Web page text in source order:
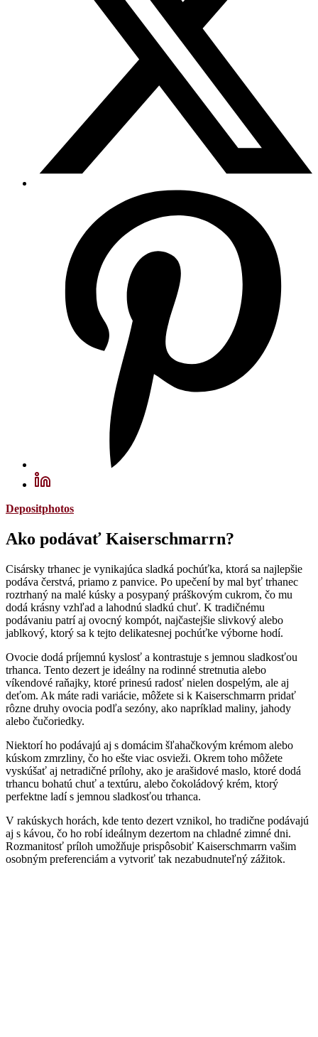
Depositphotos
Ako podávať Kaiserschmarrn?
Cisársky trhanec je vynikajúca sladká pochúťka, ktorá sa najlepšie
podáva čerstvá, priamo z panvice. Po upečení by mal byť trhanec
roztrhaný na malé kúsky a posypaný práškovým cukrom, čo mu
dodá krásny vzhľad a lahodnú sladkú chuť. K tradičnému
podávaniu patrí aj ovocný kompót, najčastejšie slivkový alebo
jablkový, ktorý sa k tejto delikatesnej pochúťke výborne hodí.
Ovocie dodá príjemnú kyslosť a kontrastuje s jemnou sladkosťou
trhanca. Tento dezert je ideálny na rodinné stretnutia alebo
víkendové raňajky, ktoré prinesú radosť nielen dospelým, ale aj
deťom. Ak máte radi variácie, môžete si k Kaiserschmarrn pridať
rôzne druhy ovocia podľa sezóny, ako napríklad maliny, jahody
alebo čučoriedky.
Niektorí ho podávajú aj s domácim šľahačkovým krémom alebo
kúskom zmrzliny, čo ho ešte viac osvieži. Okrem toho môžete
vyskúšať aj netradičné prílohy, ako je arašidové maslo, ktoré dodá
trhancu bohatú chuť a textúru, alebo čokoládový krém, ktorý
perfektne ladí s jemnou sladkosťou trhanca.
V rakúskych horách, kde tento dezert vznikol, ho tradične podávajú
aj s kávou, čo ho robí ideálnym dezertom na chladné zimné dni.
Rozmanitosť príloh umožňuje prispôsobiť Kaiserschmarrn vašim
osobným preferenciám a vytvoriť tak nezabudnuteľný zážitok.